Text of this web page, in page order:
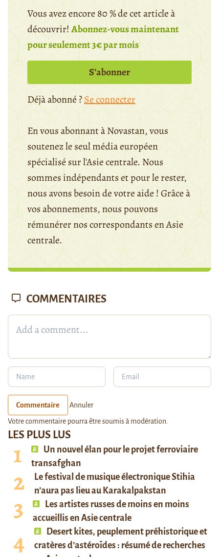
Vous avez encore 80 % de cet article à
découvrir!Abonnez-vous maintenant
pour seulement 3€ par mois
S’abonner
Déjà abonné ?Se connecter
En vous abonnant à Novastan, vous
soutenez le seul média européen
spécialisé sur l'Asie centrale. Nous
sommes indépendants et pour le rester,
nous avons besoin de votre aide ! Grâce à
vos abonnements, nous pouvons
rémunérer nos correspondants en Asie
centrale.
LES PLUS LUS
Un nouvel élan pour le projet ferroviaire
transafghan
Le festival de musique électronique Stihia
n’aura pas lieu au Karakalpakstan
Les artistes russes de moins en moins
accueillis en Asie centrale
Desert kites, peuplement préhistorique et
cratères d’astéroïdes : résumé de recherches
COMMENTAIRES
Commentaire Annuler
Votre commentaire pourra être soumis à modération.